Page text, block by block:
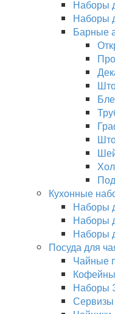
Наборы
Наборы
Барные
Кухонные
Наборы
Наборы
Наборы
Посуда для
Чайные
Наборы
Сервизы